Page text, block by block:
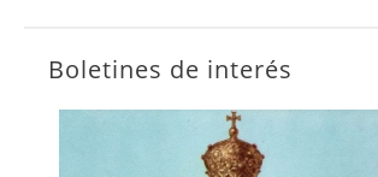
Boletines de interés